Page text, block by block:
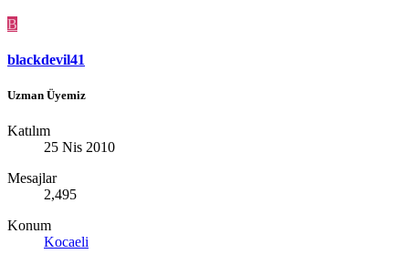
B
blackdevil41
Uzman Üyemiz
Katılım
25 Nis 2010
Mesajlar
2,495
Konum
Kocaeli